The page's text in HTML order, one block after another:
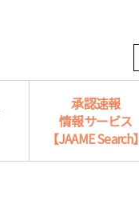
承認速報
情報サービス
【JAAME Search】